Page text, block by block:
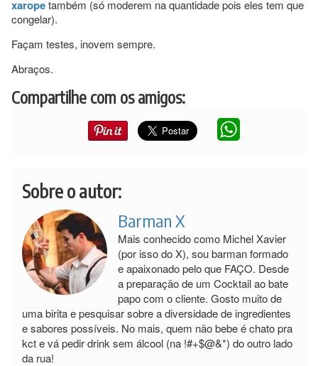
xaropetambém (só moderem na quantidade pois eles tem que
congelar).
Façam testes, inovem sempre.
Abraços.
Compartilhe com os amigos:
Sobre o autor:
Barman X
Mais conhecido como Michel Xavier
(por isso do X), sou barman formado
e apaixonado pelo que FAÇO. Desde
a preparação de um Cocktail ao bate
papo com o cliente. Gosto muito de
uma birita e pesquisar sobre a diversidade de ingredientes
e sabores possíveis. No mais, quem não bebe é chato pra
kct e vá pedir drink sem álcool (na !#+$@&*) do outro lado
da rua!